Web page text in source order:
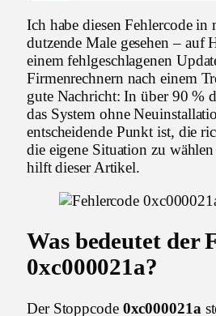
Ich habe diesen Fehlercode in
dutzende Male gesehen – auf
einem fehlgeschlagenen
Firmenrechnern nach einem
gute Nachricht: In über 90 %
das System ohne
entscheidende Punkt ist, die
die eigene Situation zu
hilft dieser Artikel.
Was bedeutet der
0xc000021a?
Der Stoppcode 0xc000021a